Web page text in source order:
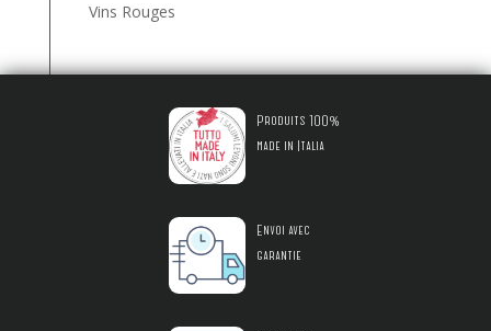
Vins Rouges
Produits 100%
made in Italia
Envoi avec
garantie